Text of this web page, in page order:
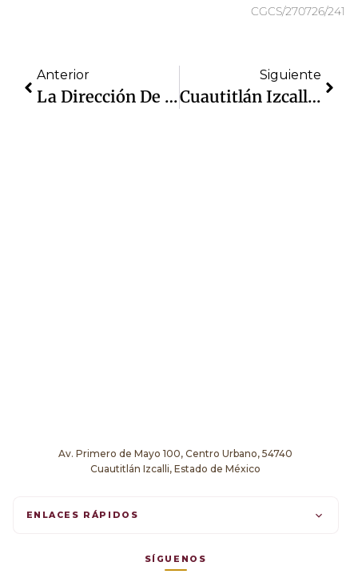
CGCS/270726/241
Anterior
La Dirección De Medio Ambiente Y Sustentabilidad De Cuautitlán Izcalli Impulsa Tareas De Coordinación Para Clausura De Diques En Presa Lago De Guadalupe
Siguiente
Cuautitlán Izcalli Tiene Suficiencia, Ante Los Trabajos En El Macro Circuito Cutzamala
Av. Primero de Mayo 100, Centro Urbano, 54740
Cuautitlán Izcalli, Estado de México
ENLACES RÁPIDOS
SÍGUENOS